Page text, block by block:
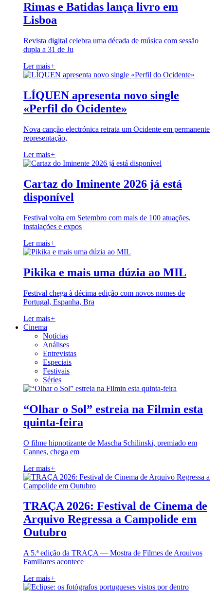
Rimas e Batidas lança livro em
Lisboa
Revista digital celebra uma década de música com sessão
dupla a 31 de Ju
Ler mais+
LÍQUEN apresenta novo single
«Perfil do Ocidente»
Nova canção electrónica retrata um Ocidente em permanente
representação,
Ler mais+
Cartaz do Iminente 2026 já está
disponível
Festival volta em Setembro com mais de 100 atuações,
instalações e expos
Ler mais+
Pikika e mais uma dúzia ao MIL
Festival chega à décima edição com novos nomes de
Portugal, Espanha, Bra
Ler mais+
Cinema
Notícias
Análises
Entrevistas
Especiais
Festivais
Séries
“Olhar o Sol” estreia na Filmin esta
quinta-feira
O filme hipnotizante de Mascha Schilinski, premiado em
Cannes, chega em
Ler mais+
TRAÇA 2026: Festival de Cinema de
Arquivo Regressa a Campolide em
Outubro
A 5.ª edição da TRAÇA — Mostra de Filmes de Arquivos
Familiares acontece
Ler mais+